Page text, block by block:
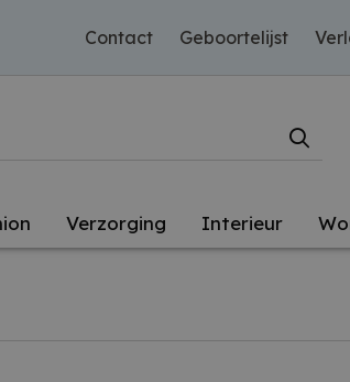
Contact Geboortelijst
Verzorging Interieur